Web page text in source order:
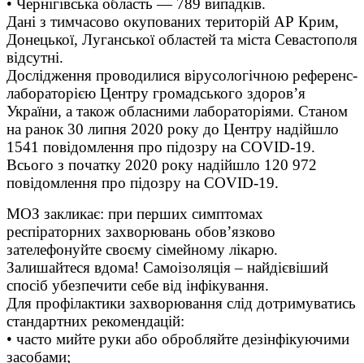
• Чернігівська область — 789 випадків.
Дані з тимчасово окупованих територій АР Крим,
Донецької, Луганської областей та міста Севастополя
відсутні.
Дослідження проводилися вірусологічною референс-
лабораторією Центру громадського здоров’я
України, а також обласними лабораторіями. Станом
на ранок 30 липня 2020 року до Центру надійшло
1541 повідомлення про підозру на COVID-19.
Всього з початку 2020 року надійшло 120 972
повідомлення про підозру на COVID-19.
МОЗ закликає: при перших симптомах
респіраторних захворювань обов’язково
зателефонуйте своєму сімейному лікарю.
Залишайтеся вдома! Самоізоляція – найдієвіший
спосіб убезпечити себе від інфікування.
Для профілактики захворювання слід дотримуватись
стандартних рекомендацій:
• часто мийте руки або обробляйте дезінфікуючими
засобами;